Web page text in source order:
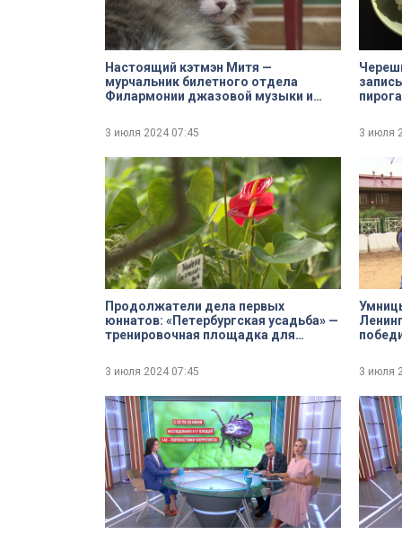
Настоящий кэтмэн Митя —
мурчальник билетного отдела
Филармонии джазовой музыки и
3 июля 2024 07:45
пирога
3 июля
Продолжатели дела первых
юннатов: «Петербургская усадьба» —
тренировочная площадка для
3 июля 2024 07:45 3 июля